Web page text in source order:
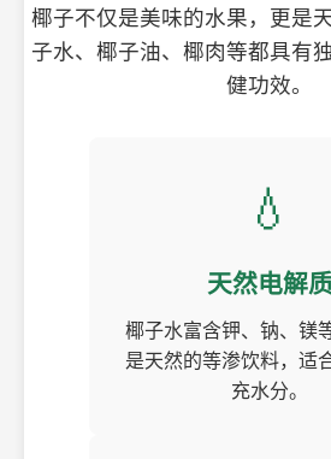
椰子不仅是美味的水果，更是
子水、椰子油、椰肉等都具有
健功效。
💧
天然电解
椰子水富含钾、钠、镁
是天然的等渗饮料，适
充水分。